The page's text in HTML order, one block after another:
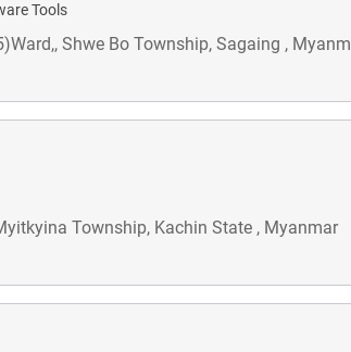
Tools
Shwe Bo Township, Sagaing ,
Township, Kachin State , Myanmar